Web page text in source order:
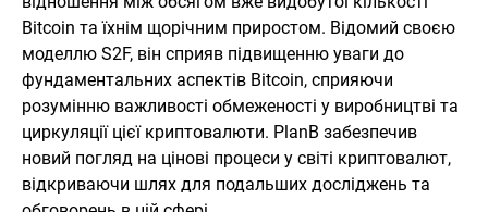
Bitcoin та їхнім щорічним приростом. Відомий своєю
моделлю S2F, він сприяв підвищенню уваги до
фундаментальних аспектів Bitcoin, сприяючи
розумінню важливості обмеженості у виробництві та
циркуляції цієї криптовалюти. PlanB забезпечив
новий погляд на цінові процеси у світі криптовалют,
відкриваючи шлях для подальших досліджень та